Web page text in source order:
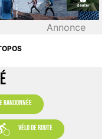
Annonce
randonnée
vélo de route